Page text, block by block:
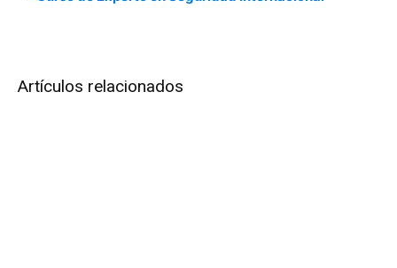
Artículos relacionados